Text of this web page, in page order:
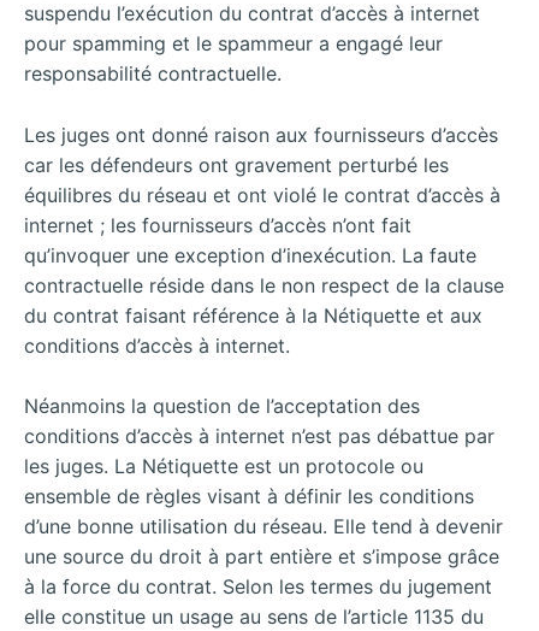
suspendu l’exécution du contrat d’accès à internet
pour spamming et le spammeur a engagé leur
responsabilité contractuelle.
Les juges ont donné raison aux fournisseurs d’accès
car les défendeurs ont gravement perturbé les
équilibres du réseau et ont violé le contrat d’accès à
internet ; les fournisseurs d’accès n’ont fait
qu’invoquer une exception d’inexécution. La faute
contractuelle réside dans le non respect de la clause
du contrat faisant référence à la Nétiquette et aux
conditions d’accès à internet.
Néanmoins la question de l’acceptation des
conditions d’accès à internet n’est pas débattue par
les juges. La Nétiquette est un protocole ou
ensemble de règles visant à définir les conditions
d’une bonne utilisation du réseau. Elle tend à devenir
une source du droit à part entière et s’impose grâce
à la force du contrat. Selon les termes du jugement
elle constitue un usage au sens de l’article 1135 du